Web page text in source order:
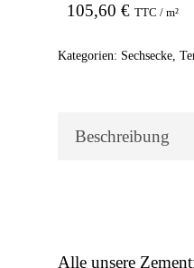
105,60€ TTC / m²
Kategorien: Sechsecke,
Beschreibung
Alle unsere